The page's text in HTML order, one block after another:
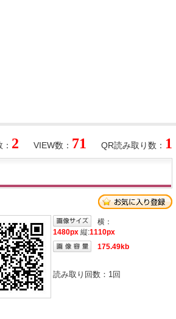
QR読み取り数： 1
VIEW数： 71
2
横：
1480px 縦:1110px
175.49kb
読み取り回数： 1回